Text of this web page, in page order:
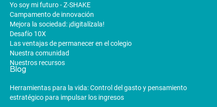
Yo soy mi futuro - Z-SHAKE
Campamento de innovación
Mejora la sociedad: ¡digitalízala!
Desafío 10X
Las ventajas de permanecer en el colegio
Nuestra comunidad
Nuestros recursos
Blog
Herramientas para la vida: Control del gasto y pensamiento
estratégico para impulsar los ingresos